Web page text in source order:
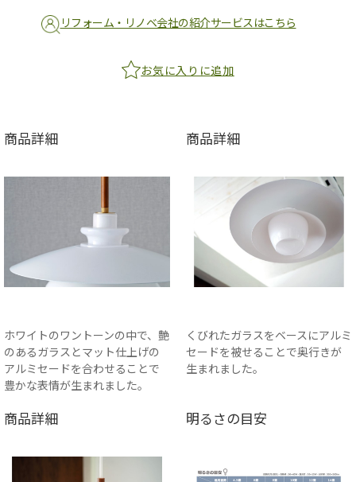
リフォーム・リノベ会社の紹介サービスはこちら
お気に入りに追加
商品詳細
ホワイトのワントーンの中で、艶
のあるガラスとマット仕上げの
アルミセードを合わせることで
豊かな表情が生まれました。
商品詳細
くびれたガラスをベースにアルミ
セードを被せることで奥行きが
生まれました。
商品詳細 明るさの目安